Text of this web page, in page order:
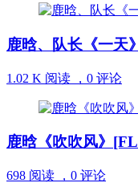
鹿晗、队长《一天
1.02 K 阅读 ， 0 评论
鹿晗《吹吹风》
698 阅读 ， 0 评论